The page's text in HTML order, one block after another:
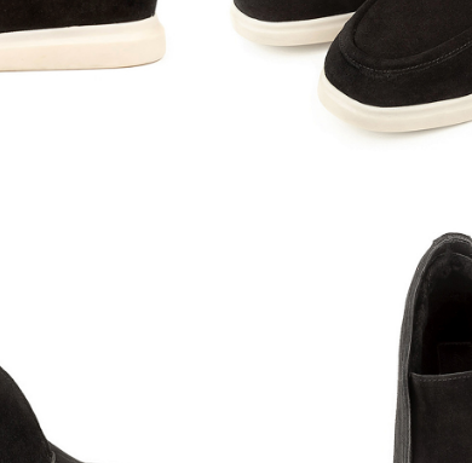
Полуботинки Кроссовки
Мюли